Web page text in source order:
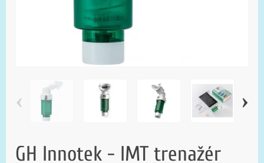
‹ ›
GH Innotek - IMT trenažér